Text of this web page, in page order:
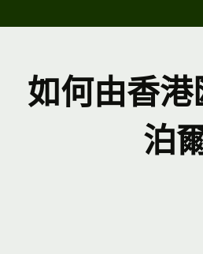
如何由香港
泊